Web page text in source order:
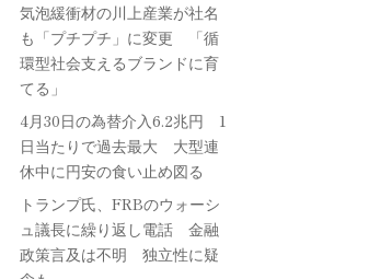
気泡緩衝材の川上産業が社名
も「プチプチ」に変更 「循
環型社会支えるブランドに育
てる」
4月30日の為替介入6.2兆円 1
日当たりで過去最大 大型連
休中に円安の食い止め図る
トランプ氏、FRBのウォーシ
ュ議長に繰り返し電話 金融
政策言及は不明 独立性に疑